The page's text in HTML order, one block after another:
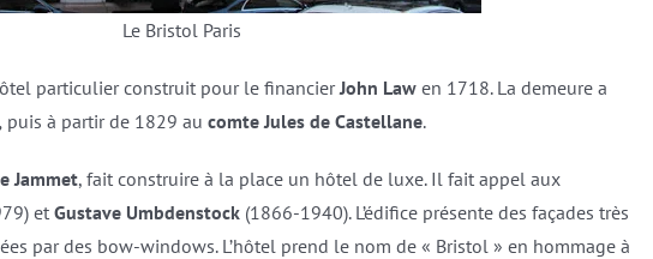
Le Bristol Paris
particulier construit pour le financierJohn Lawen 1718. La demeure a
puis à partir de 1829 au comte Jules de Castellane.
Jammet, fait construire à la place un hôtel de luxe. Il fait appel aux
etGustave Umbdenstock(1866-1940). L’édifice présente des façades très
par des bow-windows. L’hôtel prend le nom de « Bristol » en hommage à